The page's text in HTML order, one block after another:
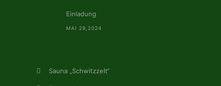
Einladung
MAI 29,2024
Sauna „Schwitzzelt“